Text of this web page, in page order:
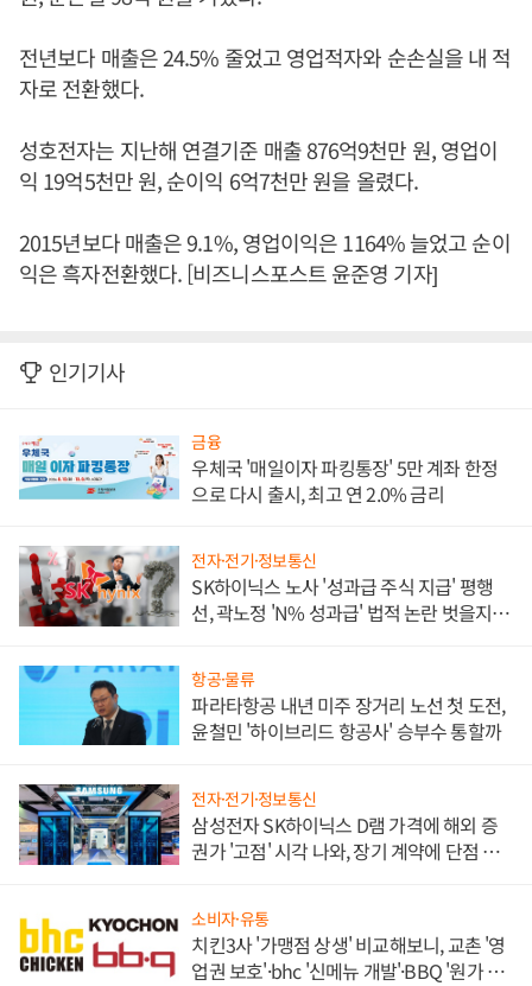
전년보다 매출은 24.5% 줄었고 영업적자와 순손실을 내 적
자로 전환했다.
성호전자는 지난해 연결기준 매출 876억9천만 원, 영업이
익 19억5천만 원, 순이익 6억7천만 원을 올렸다.
2015년보다 매출은 9.1%, 영업이익은 1164% 늘었고 순이
익은 흑자전환했다. [비즈니스포스트 윤준영 기자]
인기기사
금융
우체국 '매일이자 파킹통장' 5만 계좌 한정
으로 다시 출시, 최고 연 2.0% 금리
전자·전기·정보통신
SK하이닉스 노사 '성과급 주식 지급' 평행
선, 곽노정 'N% 성과급' 법적 논란 벗을지 주
항공·물류
파라타항공 내년 미주 장거리 노선 첫 도전,
윤철민 '하이브리드 항공사' 승부수 통할까
전자·전기·정보통신
삼성전자 SK하이닉스 D램 가격에 해외 증
권가 '고점' 시각 나와, 장기 계약에 단점 부
소비자·유통
치킨3사 '가맹점 상생' 비교해보니, 교촌 '영
업권 보호'·bhc '신메뉴 개발'·BBQ '원가 부